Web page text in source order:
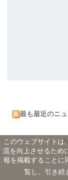
最も最近のニ
このウェブサイトは
流を向上させるため
報を掲載することに
覧し、引き続